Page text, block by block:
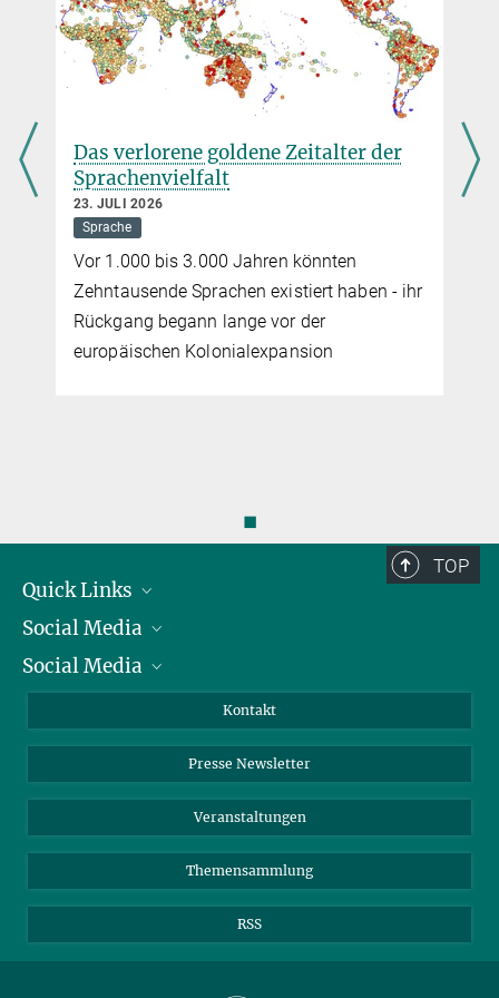
Das verlorene goldene Zeitalter der
Sprachenvielfalt
23. JULI 2026
Sprache
Vor 1.000 bis 3.000 Jahren könnten
Zehntausende Sprachen existiert haben - ihr
Rückgang begann lange vor der
europäischen Kolonialexpansion
◼
TOP
Quick Links
Präsident
Zahlen und Fakten
Meldestelle Fehlverhalten
Social Media
Bluesky
Social Media
YouTube
Kontakt
Presse Newsletter
Veranstaltungen
Themensammlung
RSS